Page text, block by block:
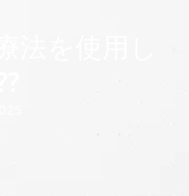
法を使用し